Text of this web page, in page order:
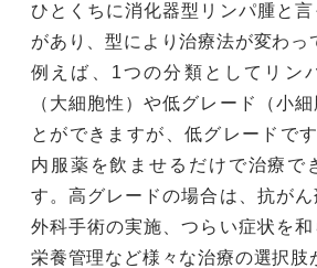
ひとくちに消化器型リンパ腫と
があり、型により治療法が変わっ
例えば、1つの分類としてリン
（大細胞性）や低グレード（小
とができますが、低グレードで
内服薬を飲ませるだけで治療で
す。高グレードの場合は、抗が
外科手術の実施、つらい症状を
栄養管理など様々な治療の選択肢